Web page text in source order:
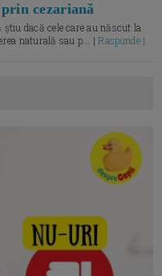
cezariană
dacă cele care au născut la
naturală sau p... |Raspunde |